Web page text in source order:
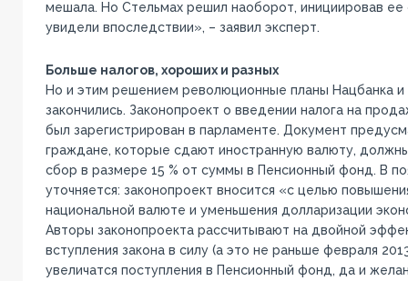
мешала. Но Стельмах решил наоборот, инициировав ее
увидели впоследствии», – заявил эксперт.
Больше налогов, хороших и разных
Но и этим решением революционные планы Нацбанка и
закончились. Законопроект о введении налога на
был зарегистрирован в парламенте. Документ
граждане, которые сдают иностранную валюту,
сбор в размере 15 % от суммы в Пенсионный фонд. В
уточняется: законопроект вносится «с целью
национальной валюте и уменьшения долларизации
Авторы законопроекта рассчитывают на двойной
вступления закона в силу (а это не раньше февраля
увеличатся поступления в Пенсионный фонд, да и